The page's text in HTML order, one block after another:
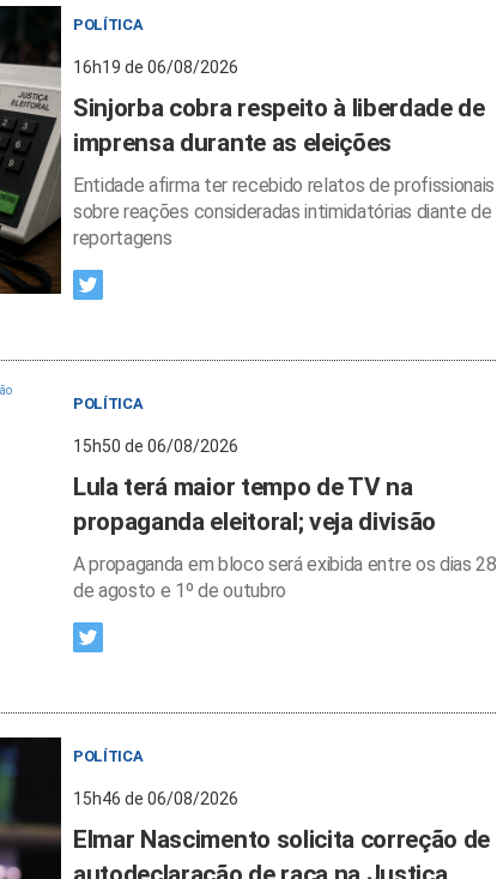
POLÍTICA
16h19 de 06/08/2026
Sinjorba cobra respeito à liberdade de
imprensa durante as eleições
Entidade afirma ter recebido relatos de profissionais
sobre reações consideradas intimidatórias diante de
reportagens
POLÍTICA
15h50 de 06/08/2026
Lula terá maior tempo de TV na
propaganda eleitoral; veja divisão
A propaganda em bloco será exibida entre os dias 28
de agosto e 1º de outubro
POLÍTICA
15h46 de 06/08/2026
Elmar Nascimento solicita correção de